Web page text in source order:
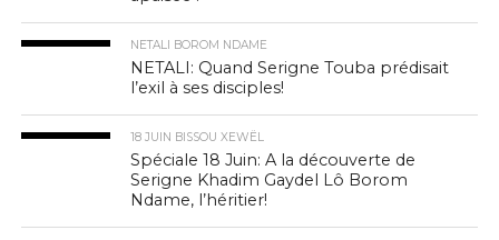
NETALI BOROM NDAME
NETALI: Quand Serigne Touba prédisait
l’exil à ses disciples!
18 JUIN BISSOU XEWËL
Spéciale 18 Juin: A la découverte de
Serigne Khadim Gaydel Lô Borom
Ndame, l’héritier!